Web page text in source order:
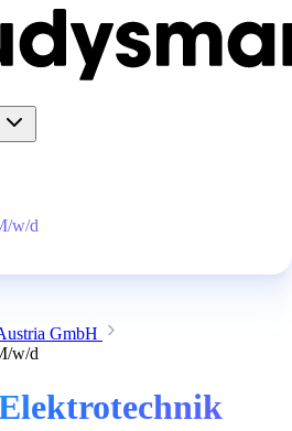
w/d
GmbH
w/d